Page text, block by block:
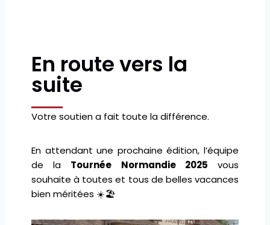
En route vers la
suite
Votre soutien a fait toute la différence.
En attendant une prochaine édition, l’équipe
de la Tournée Normandie 2025 vous
souhaite à toutes et tous de belles vacances
bien méritées ☀️🏖️